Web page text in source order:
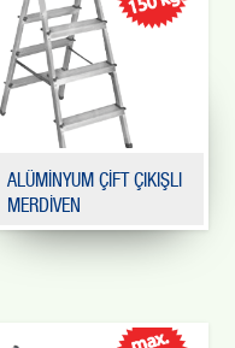
ALÜMİNYUM ÇİFT ÇIKIŞLI
MERDİVEN